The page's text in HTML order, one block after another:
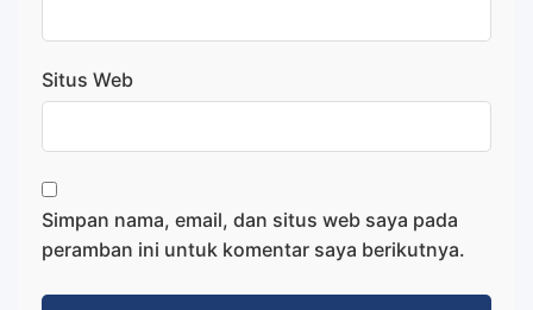
Situs Web
Simpan nama, email, dan situs web saya pada
peramban ini untuk komentar saya berikutnya.